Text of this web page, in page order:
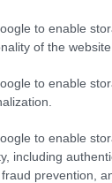
to enable
of the website
to enable
to enable
including
prevention,